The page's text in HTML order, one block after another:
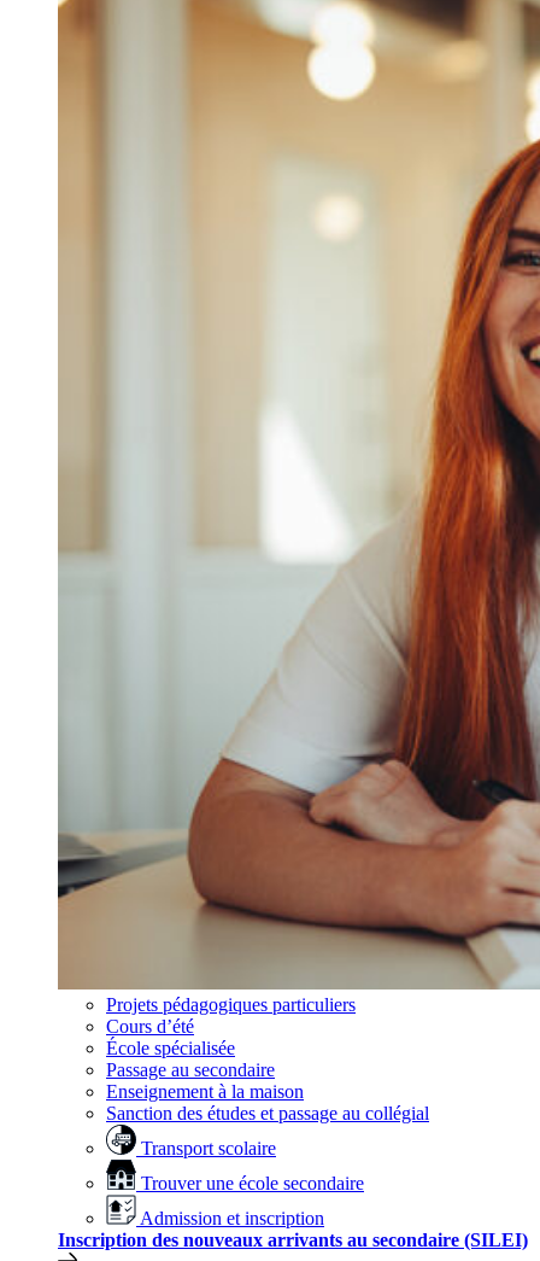
Projets pédagogiques particuliers
Cours d’été
École spécialisée
Passage au secondaire
Enseignement à la maison
Sanction des études et passage au collégial
Transport scolaire
Trouver une école secondaire
Admission et inscription
Inscription des nouveaux arrivants au secondaire (SILEI)